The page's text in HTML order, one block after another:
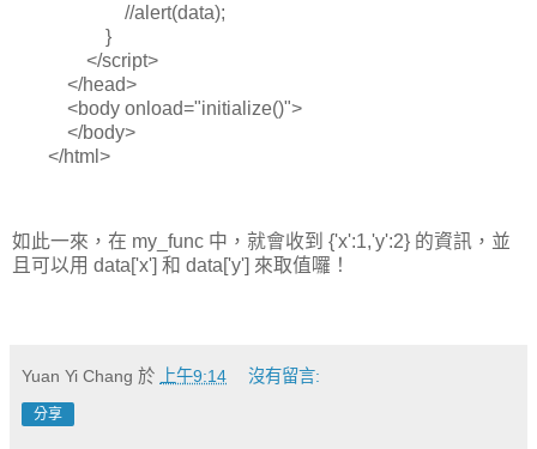
//alert(data);
}
</script>
</head>
<body onload="initialize()">
</body>
</html>
如此一來，在 my_func 中，就會收到 {'x':1,'y':2} 的資訊，並
且可以用 data['x'] 和 data['y'] 來取值囉！
Yuan Yi Chang 於 上午9:14 沒有留言:
分享